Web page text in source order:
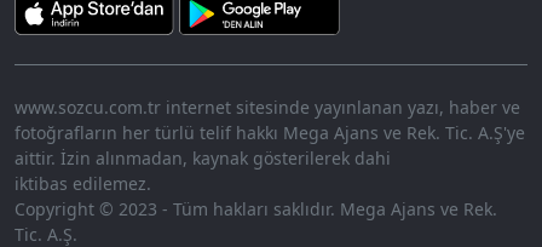
www.sozcu.com.tr internet sitesinde yayınlanan yazı, haber ve
fotoğrafların her türlü telif hakkı Mega Ajans ve Rek. Tic. A.Ş'ye
aittir. İzin alınmadan, kaynak gösterilerek dahi
iktibas edilemez.
Copyright © 2023 - Tüm hakları saklıdır. Mega Ajans ve Rek.
Tic. A.Ş.